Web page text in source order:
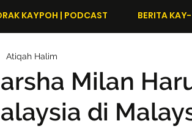
KAYPOH | PODCAST BERITA
Milan
di
Atiqah Halim